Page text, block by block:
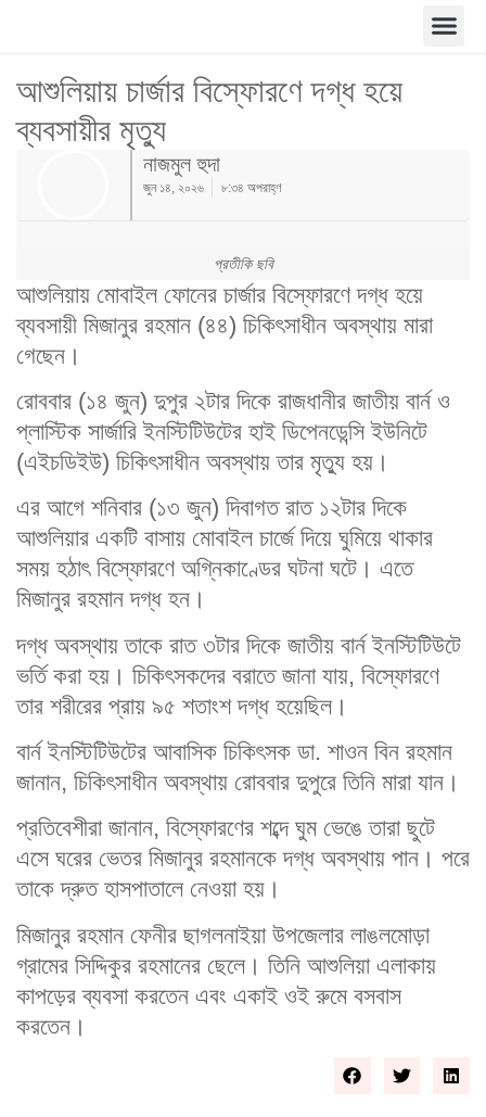
আশুলিয়ায় চার্জার বিস্ফোরণে দগ্ধ হয়ে
ব্যবসায়ীর মৃত্যু
নাজমুল হুদা
জুন ১৪, ২০২৬ ৮:৩৪ অপরাহ্ণ
প্রতীকি ছবি
আশুলিয়ায় মোবাইল ফোনের চার্জার বিস্ফোরণে দগ্ধ হয়ে
ব্যবসায়ী মিজানুর রহমান (৪৪) চিকিৎসাধীন অবস্থায় মারা
গেছেন।
রোববার (১৪ জুন) দুপুর ২টার দিকে রাজধানীর জাতীয় বার্ন ও
প্লাস্টিক সার্জারি ইনস্টিটিউটের হাই ডিপেনডেন্সি ইউনিটে
(এইচডিইউ) চিকিৎসাধীন অবস্থায় তার মৃত্যু হয়।
এর আগে শনিবার (১৩ জুন) দিবাগত রাত ১২টার দিকে
আশুলিয়ার একটি বাসায় মোবাইল চার্জে দিয়ে ঘুমিয়ে থাকার
সময় হঠাৎ বিস্ফোরণে অগ্নিকাণ্ডের ঘটনা ঘটে। এতে
মিজানুর রহমান দগ্ধ হন।
দগ্ধ অবস্থায় তাকে রাত ৩টার দিকে জাতীয় বার্ন ইনস্টিটিউটে
ভর্তি করা হয়। চিকিৎসকদের বরাতে জানা যায়, বিস্ফোরণে
তার শরীরের প্রায় ৯৫ শতাংশ দগ্ধ হয়েছিল।
বার্ন ইনস্টিটিউটের আবাসিক চিকিৎসক ডা. শাওন বিন রহমান
জানান, চিকিৎসাধীন অবস্থায় রোববার দুপুরে তিনি মারা যান।
প্রতিবেশীরা জানান, বিস্ফোরণের শব্দে ঘুম ভেঙে তারা ছুটে
এসে ঘরের ভেতর মিজানুর রহমানকে দগ্ধ অবস্থায় পান। পরে
তাকে দ্রুত হাসপাতালে নেওয়া হয়।
মিজানুর রহমান ফেনীর ছাগলনাইয়া উপজেলার লাঙলমোড়া
গ্রামের সিদ্দিকুর রহমানের ছেলে। তিনি আশুলিয়া এলাকায়
কাপড়ের ব্যবসা করতেন এবং একাই ওই রুমে বসবাস
করতেন।